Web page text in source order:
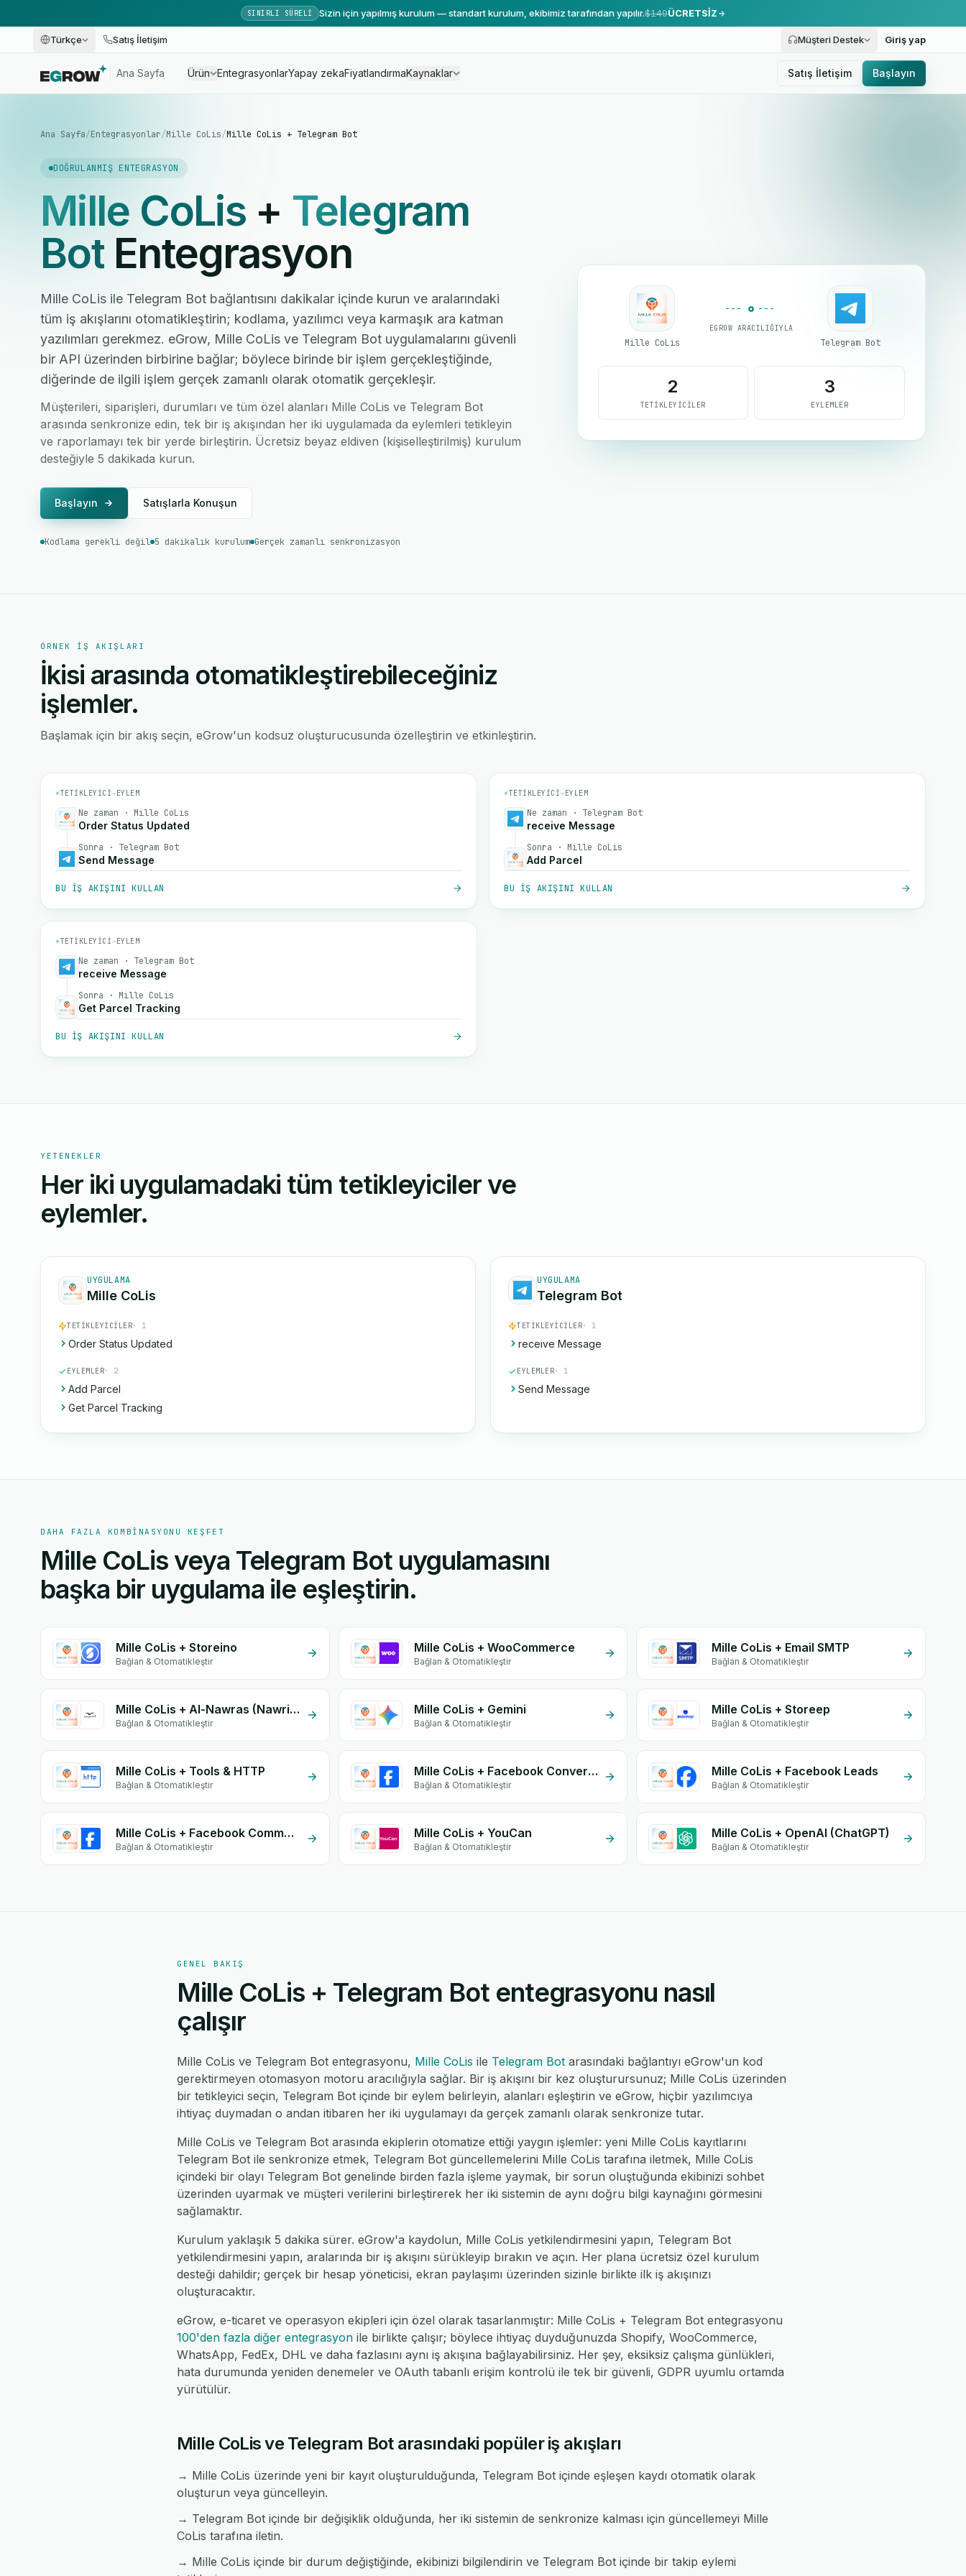
SINIRLI SÜRELI Sizin için yapılmış kurulum — standart kurulum, ekibimiz tarafından yapılır.$149ÜCRETSİZ
Türkçe Satış İletişim Müşteri Destek Giriş yap
Ana Sayfa Ürün EntegrasyonlarYapay zekaFiyatlandırmaKaynaklar Satış İletişim Başlayın
Ana Sayfa/Entegrasyonlar/Mille CoLis/Mille CoLis + Telegram Bot
DOĞRULANMIŞ ENTEGRASYON
Mille CoLis+ Telegram
BotEntegrasyon
Mille CoLis ile Telegram Bot bağlantısını dakikalar içinde kurun ve aralarındaki
tüm iş akışlarını otomatikleştirin; kodlama, yazılımcı veya karmaşık ara katman
yazılımları gerekmez. eGrow, Mille CoLis ve Telegram Bot uygulamalarını güvenli
bir API üzerinden birbirine bağlar; böylece birinde bir işlem gerçekleştiğinde,
diğerinde de ilgili işlem gerçek zamanlı olarak otomatik gerçekleşir.
Müşterileri, siparişleri, durumları ve tüm özel alanları Mille CoLis ve Telegram Bot
arasında senkronize edin, tek bir iş akışından her iki uygulamada da eylemleri tetikleyin
ve raporlamayı tek bir yerde birleştirin. Ücretsiz beyaz eldiven (kişiselleştirilmiş) kurulum
desteğiyle 5 dakikada kurun.
Başlayın Satışlarla Konuşun
Kodlama gerekli değil 5 dakikalık kurulum Gerçek zamanlı senkronizasyon
Mille CoLis
EGROW ARACILIĞIYLA
Telegram Bot
2
TETIKLEYICILER
3
EYLEMLER
ÖRNEK IŞ AKIŞLARI
İkisi arasında otomatikleştirebileceğiniz
işlemler.
Başlamak için bir akış seçin, eGrow'un kodsuz oluşturucusunda özelleştirin ve etkinleştirin.
⚡TETIKLEYICI→EYLEM
Ne zaman · Mille CoLis
Order Status Updated
Sonra · Telegram Bot
Send Message
BU IŞ AKIŞINI KULLAN
⚡TETIKLEYICI→EYLEM
Ne zaman · Telegram Bot
receive Message
Sonra · Mille CoLis
Add Parcel
BU IŞ AKIŞINI KULLAN
⚡TETIKLEYICI→EYLEM
Ne zaman · Telegram Bot
receive Message
Sonra · Mille CoLis
Get Parcel Tracking
BU IŞ AKIŞINI KULLAN
YETENEKLER
Her iki uygulamadaki tüm tetikleyiciler ve
eylemler.
UYGULAMA
Mille CoLis
TETIKLEYICILER· 1
Order Status Updated
EYLEMLER· 2
Add Parcel
Get Parcel Tracking
UYGULAMA
Telegram Bot
TETIKLEYICILER· 1
receive Message
EYLEMLER· 1
Send Message
DAHA FAZLA KOMBINASYONU KEŞFET
Mille CoLis veya Telegram Bot uygulamasını
başka bir uygulama ile eşleştirin.
Mille CoLis + Storeino
Bağlan & Otomatikleştir
Mille CoLis + WooCommerce
Bağlan & Otomatikleştir
Mille CoLis + Email SMTP
Bağlan & Otomatikleştir
Mille CoLis + Al-Nawras (Nawris)
Bağlan & Otomatikleştir
Mille CoLis + Gemini
Bağlan & Otomatikleştir
Mille CoLis + Storeep
Bağlan & Otomatikleştir
Mille CoLis + Tools & HTTP
Bağlan & Otomatikleştir
Mille CoLis + Facebook Conversion API (CAPI)
Bağlan & Otomatikleştir
Mille CoLis + Facebook Leads
Bağlan & Otomatikleştir
Mille CoLis + Facebook Commerce
Bağlan & Otomatikleştir
Mille CoLis + YouCan
Bağlan & Otomatikleştir
Mille CoLis + OpenAI (ChatGPT)
Bağlan & Otomatikleştir
GENEL BAKIŞ
Mille CoLis + Telegram Bot entegrasyonu nasıl
çalışır
Mille CoLis ve Telegram Bot entegrasyonu, Mille CoLis ile Telegram Bot arasındaki bağlantıyı eGrow'un kod
gerektirmeyen otomasyon motoru aracılığıyla sağlar. Bir iş akışını bir kez oluşturursunuz; Mille CoLis üzerinden
bir tetikleyici seçin, Telegram Bot içinde bir eylem belirleyin, alanları eşleştirin ve eGrow, hiçbir yazılımcıya
ihtiyaç duymadan o andan itibaren her iki uygulamayı da gerçek zamanlı olarak senkronize tutar.
Mille CoLis ve Telegram Bot arasında ekiplerin otomatize ettiği yaygın işlemler: yeni Mille CoLis kayıtlarını
Telegram Bot ile senkronize etmek, Telegram Bot güncellemelerini Mille CoLis tarafına iletmek, Mille CoLis
içindeki bir olayı Telegram Bot genelinde birden fazla işleme yaymak, bir sorun oluştuğunda ekibinizi sohbet
üzerinden uyarmak ve müşteri verilerini birleştirerek her iki sistemin de aynı doğru bilgi kaynağını görmesini
sağlamaktır.
Kurulum yaklaşık 5 dakika sürer. eGrow'a kaydolun, Mille CoLis yetkilendirmesini yapın, Telegram Bot
yetkilendirmesini yapın, aralarında bir iş akışını sürükleyip bırakın ve açın. Her plana ücretsiz özel kurulum
desteği dahildir; gerçek bir hesap yöneticisi, ekran paylaşımı üzerinden sizinle birlikte ilk iş akışınızı
oluşturacaktır.
eGrow, e-ticaret ve operasyon ekipleri için özel olarak tasarlanmıştır: Mille CoLis + Telegram Bot entegrasyonu
100'den fazla diğer entegrasyon ile birlikte çalışır; böylece ihtiyaç duyduğunuzda Shopify, WooCommerce,
WhatsApp, FedEx, DHL ve daha fazlasını aynı iş akışına bağlayabilirsiniz. Her şey, eksiksiz çalışma günlükleri,
hata durumunda yeniden denemeler ve OAuth tabanlı erişim kontrolü ile tek bir güvenli, GDPR uyumlu ortamda
yürütülür.
Mille CoLis ve Telegram Bot arasındaki popüler iş akışları
→ Mille CoLis üzerinde yeni bir kayıt oluşturulduğunda, Telegram Bot içinde eşleşen kaydı otomatik olarak
oluşturun veya güncelleyin.
→ Telegram Bot içinde bir değişiklik olduğunda, her iki sistemin de senkronize kalması için güncellemeyi Mille
CoLis tarafına iletin.
→ Mille CoLis içinde bir durum değiştiğinde, ekibinizi bilgilendirin ve Telegram Bot içinde bir takip eylemi